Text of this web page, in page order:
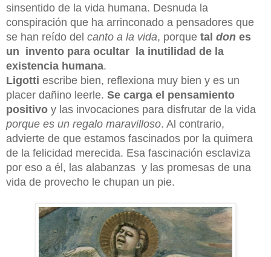
sinsentido de la vida humana. Desnuda la
conspiración que ha arrinconado a pensadores que
se han reído del canto a la vida, porque tal don es
un invento para ocultar la inutilidad de la
existencia humana.
Ligotti escribe bien, reflexiona muy bien y es un
placer dañino leerle. Se carga el pensamiento
positivo y las invocaciones para disfrutar de la vida
porque es un regalo maravilloso. Al contrario,
advierte de que estamos fascinados por la quimera
de la felicidad merecida. Esa fascinación esclaviza
por eso a él, las alabanzas y las promesas de una
vida de provecho le chupan un pie.